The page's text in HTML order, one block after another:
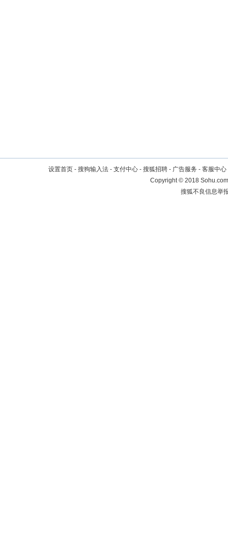
设置首页 - 搜狗输入法 - 支付中心 - 搜狐招聘 - 广告服务 - 客服中心
Copyright©2018
搜狐不良信息举